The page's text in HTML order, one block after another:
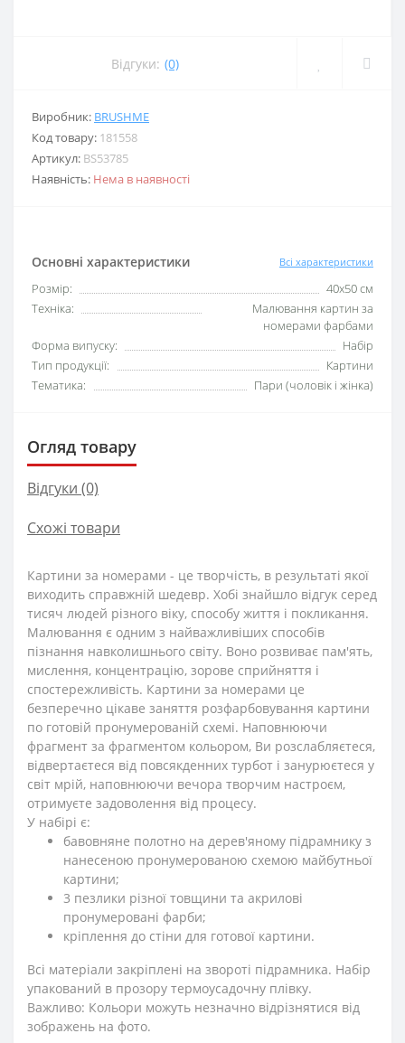
Відгуки: (0)
Виробник: BRUSHME
Код товару: 181558
Артикул: BS53785
Наявність: Нема в наявності
Основні характеристики Всі характеристики
Розмір:
40х50 см
Техніка:
Малювання картин за
номерами фарбами
Форма випуску:
Набір
Тип продукції:
Картини
Тематика:
Пари (чоловік і жінка)
Огляд товару
Відгуки (0)
Схожі товари
Картини за номерами - це творчість, в результаті якої
виходить справжній шедевр. Хобі знайшло відгук серед
тисяч людей різного віку, способу життя і покликання.
Малювання є одним з найважливіших способів
пізнання навколишнього світу. Воно розвиває пам'ять,
мислення, концентрацію, зорове сприйняття і
спостережливість. Картини за номерами це
безперечно цікаве заняття розфарбовування картини
по готовій пронумерованій схемі. Наповнюючи
фрагмент за фрагментом кольором, Ви розслабляєтеся,
відвертаєтеся від повсякденних турбот і занурюєтеся у
світ мрій, наповнюючи вечора творчим настроєм,
отримуєте задоволення від процесу.
У набірі є:
бавовняне полотно на дерев'яному підрамнику з
нанесеною пронумерованою схемою майбутньої
картини;
3 пезлики різної товщини та акрилові
пронумеровані фарби;
кріплення до стіни для готової картини.
Всі матеріали закріплені на звороті підрамника. Набір
упакований в прозору термоусадочну плівку.
Важливо: Кольори можуть незначно відрізнятися від
зображень на фото.